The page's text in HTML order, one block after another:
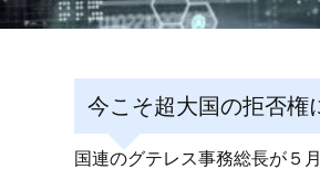
今こそ超大国の拒否権
国連のグテレス事務総長が５